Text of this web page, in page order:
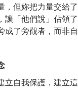
，但妳把力量交給
讓「他們說」佔領
了旁觀者，而非自
立自我保護，建立